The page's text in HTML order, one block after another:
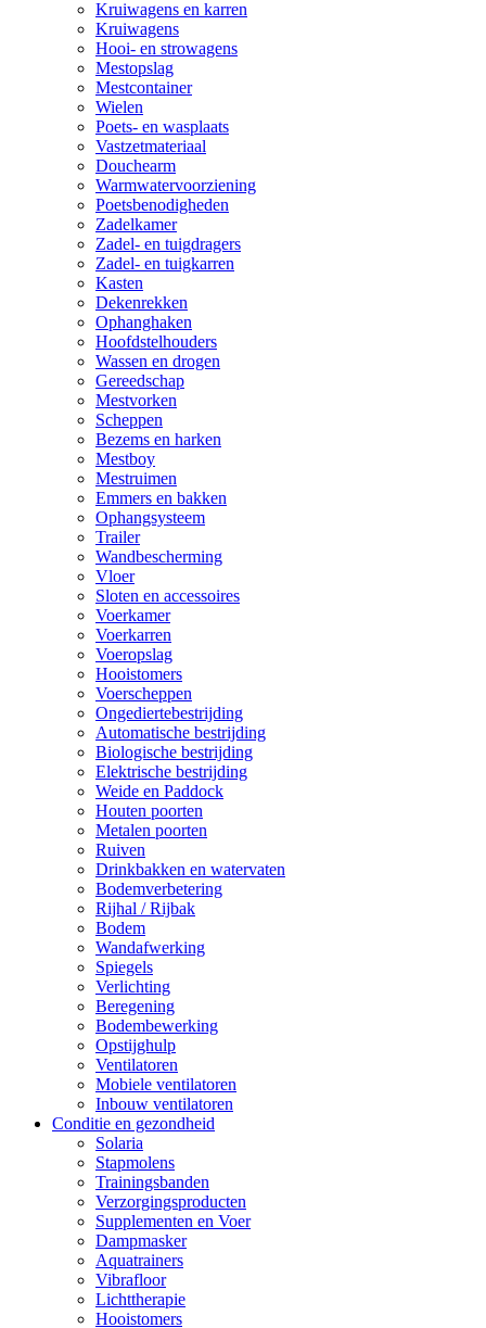
Kruiwagens en karren
Kruiwagens
Hooi- en strowagens
Mestopslag
Mestcontainer
Wielen
Poets- en wasplaats
Vastzetmateriaal
Douchearm
Warmwatervoorziening
Poetsbenodigheden
Zadelkamer
Zadel- en tuigdragers
Zadel- en tuigkarren
Kasten
Dekenrekken
Ophanghaken
Hoofdstelhouders
Wassen en drogen
Gereedschap
Mestvorken
Scheppen
Bezems en harken
Mestboy
Mestruimen
Emmers en bakken
Ophangsysteem
Trailer
Wandbescherming
Vloer
Sloten en accessoires
Voerkamer
Voerkarren
Voeropslag
Hooistomers
Voerscheppen
Ongediertebestrijding
Automatische bestrijding
Biologische bestrijding
Elektrische bestrijding
Weide en Paddock
Houten poorten
Metalen poorten
Ruiven
Drinkbakken en watervaten
Bodemverbetering
Rijhal / Rijbak
Bodem
Wandafwerking
Spiegels
Verlichting
Beregening
Bodembewerking
Opstijghulp
Ventilatoren
Mobiele ventilatoren
Inbouw ventilatoren
Conditie en gezondheid
Solaria
Stapmolens
Trainingsbanden
Verzorgingsproducten
Supplementen en Voer
Dampmasker
Aquatrainers
Vibrafloor
Lichttherapie
Hooistomers